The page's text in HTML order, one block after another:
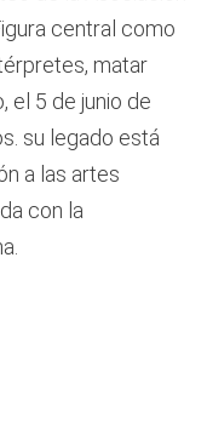
central como
matar
el 5 de junio de
su legado está
a las artes
con la